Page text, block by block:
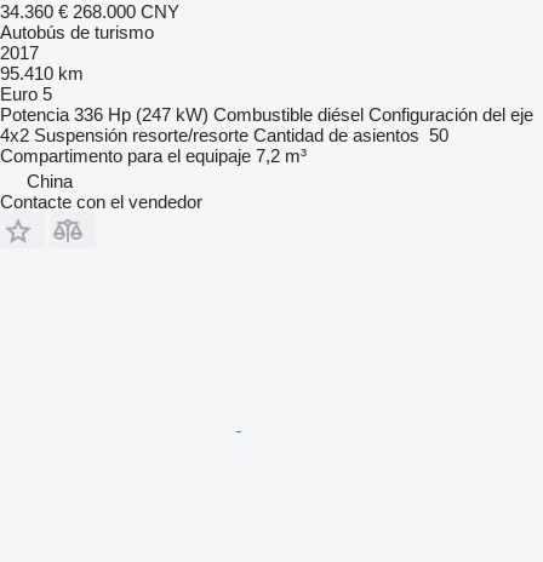
34.360 € 268.000 CNY
Autobús de turismo
2017
95.410 km
Euro 5
Potencia 336 Hp (247 kW) Combustible diésel Configuración del eje
4x2 Suspensión resorte/resorte Cantidad de asientos 50
Compartimento para el equipaje 7,2 m³
China
Contacte con el vendedor